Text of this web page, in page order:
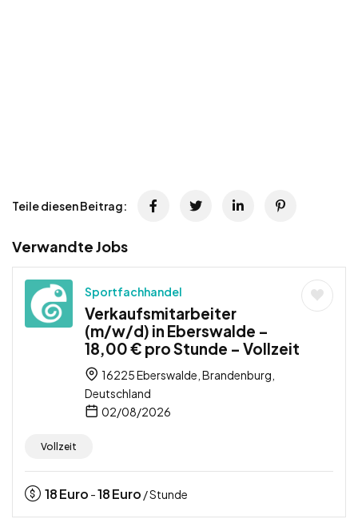
Teile diesen Beitrag:
Verwandte Jobs
Sportfachhandel
Verkaufsmitarbeiter
(m/w/d) in Eberswalde –
18,00 € pro Stunde – Vollzeit
16225 Eberswalde, Brandenburg,
Deutschland
02/08/2026
Vollzeit
18Euro -18Euro / Stunde